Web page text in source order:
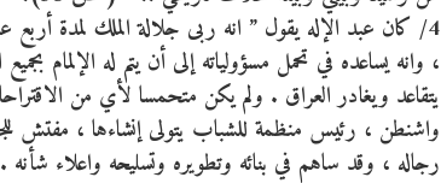
4/ كان عبد الإله يقول ” انه ربى جلالة الملك لمدة
، وانه يساعده في تحمل مسؤولياته إلى أن يتم له الإلمام
يتقاعد ويغادر العراق . ولم يكن متحمسا لأي من
واشنطن ، رئيس منظمة للشباب يتولى إنشاءها ، مفتش
رجاله ، وقد ساهم في بنائه وتطويره وتسليحه واعلاء